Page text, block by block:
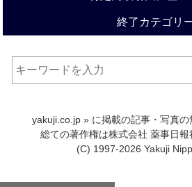
終了カテゴリ
yakuji.co.jp » に掲載の記事・写真
総ての著作権は株式会社 薬事日報
(C) 1997-2026 Yakuji